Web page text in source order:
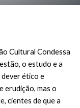
Cultural Condessa
o estudo e a
ético e
erudição, mas o
cientes de que a